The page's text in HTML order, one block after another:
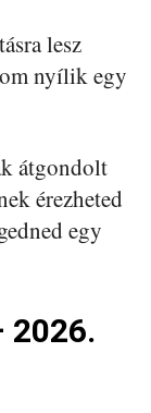
lesz
nyílik egy
átgondolt
érezheted
egy
2026.